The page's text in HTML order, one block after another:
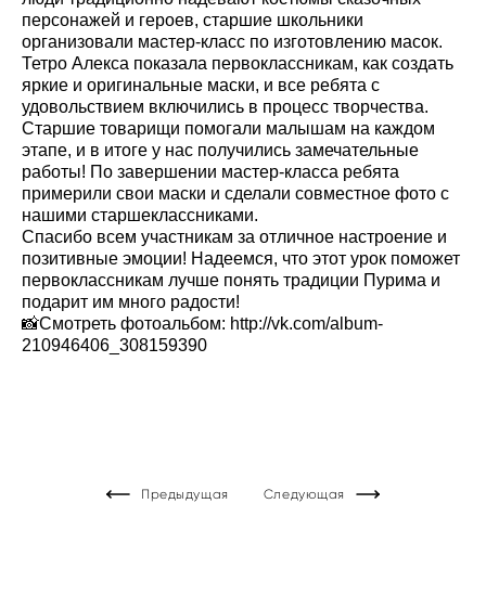
персонажей и героев, старшие школьники
организовали мастер-класс по изготовлению масок.
Тетро Алекса показала первоклассникам, как создать
яркие и оригинальные маски, и все ребята с
удовольствием включились в процесс творчества.
Старшие товарищи помогали малышам на каждом
этапе, и в итоге у нас получились замечательные
работы! По завершении мастер-класса ребята
примерили свои маски и сделали совместное фото с
нашими старшеклассниками.
Спасибо всем участникам за отличное настроение и
позитивные эмоции! Надеемся, что этот урок поможет
первоклассникам лучше понять традиции Пурима и
подарит им много радости!
📸Смотреть фотоальбом: http://vk.com/album-
210946406_308159390
Предыдущая Следующая